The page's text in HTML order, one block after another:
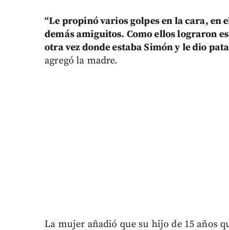
“Le propinó varios golpes en la cara, en
demás amiguitos. Como ellos lograron
otra vez donde estaba Simón y le dio
agregó la madre.
La mujer añadió que su hijo de 15 años